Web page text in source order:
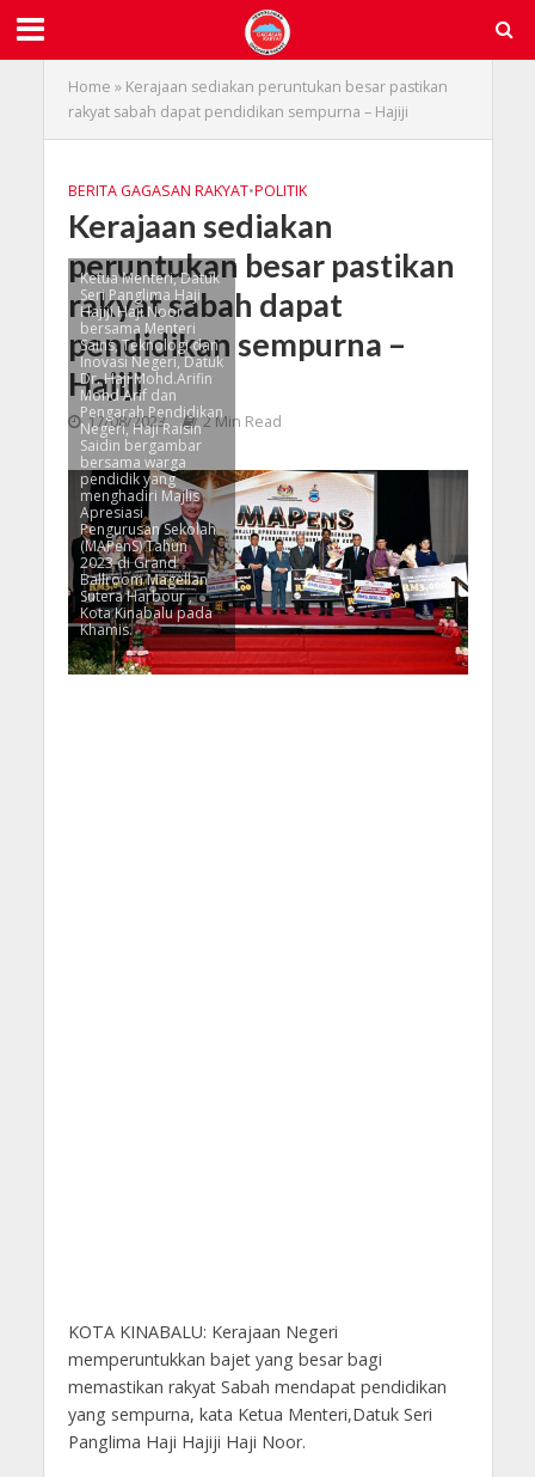
Home » Kerajaan sediakan peruntukan besar pastikan
rakyat sabah dapat pendidikan sempurna – Hajiji
BERITA GAGASAN RAKYAT•POLITIK
Kerajaan sediakan
peruntukan besar pastikan
rakyat sabah dapat
pendidikan sempurna –
Hajiji
17/08/2023 2 Min Read
Ketua Menteri, Datuk
Seri Panglima Haji
Hajiji Haji Noor
bersama Menteri
Sains, Teknologi dan
Inovasi Negeri, Datuk
Dr. Haji Mohd.Arifin
Mohd Arif dan
Pengarah Pendidikan
Negeri, Haji Raisin
Saidin bergambar
bersama warga
pendidik yang
menghadiri Majlis
Apresiasi
Pengurusan Sekolah
(MAPenS) Tahun
2023 di Grand
Ballroom Magellan
Sutera Harbour ,
Kota Kinabalu pada
Khamis.
KOTA KINABALU: Kerajaan Negeri
memperuntukkan bajet yang besar bagi
memastikan rakyat Sabah mendapat pendidikan
yang sempurna, kata Ketua Menteri,Datuk Seri
Panglima Haji Hajiji Haji Noor.